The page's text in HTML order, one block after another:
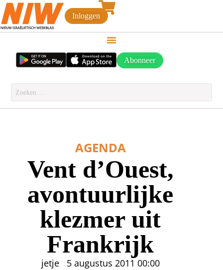
Inloggen
Abonneer
AGENDA
Vent d’Ouest,
avontuurlijke
klezmer uit
Frankrijk
jetje 5 augustus 2011 00:00